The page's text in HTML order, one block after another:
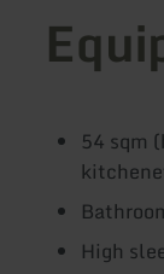
54 sqm
High